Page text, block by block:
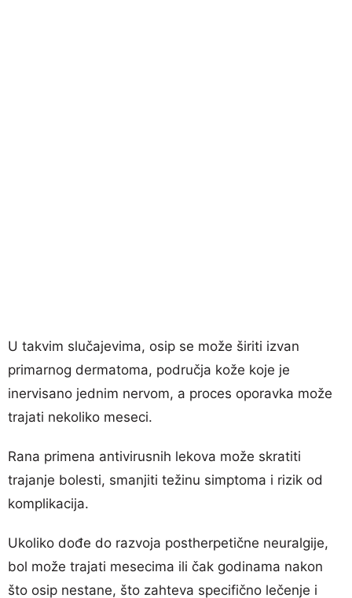
U takvim slučajevima, osip se može širiti izvan
primarnog dermatoma, područja kože koje je
inervisano jednim nervom, a proces oporavka može
trajati nekoliko meseci.
Rana primena antivirusnih lekova može skratiti
trajanje bolesti, smanjiti težinu simptoma i rizik od
komplikacija.
Ukoliko dođe do razvoja postherpetične neuralgije,
bol može trajati mesecima ili čak godinama nakon
što osip nestane, što zahteva specifično lečenje i